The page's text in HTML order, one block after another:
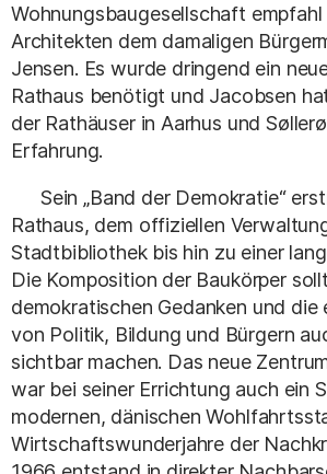
Wohnungsbaugesellschaft
Architekten dem damaligen
Jensen. Es wurde dringend ein
Rathaus benötigt und Jacobsen
der Rathäuser in Aarhus und
Erfahrung.
Sein „Band der Demokratie“
Rathaus, dem offiziellen
Stadtbibliothek bis hin zu einer
Die Komposition der Baukörper
demokratischen Gedanken und die
von Politik, Bildung und Bürgern
sichtbar machen. Das neue
war bei seiner Errichtung auch ein
modernen, dänischen
Wirtschaftswunderjahre der